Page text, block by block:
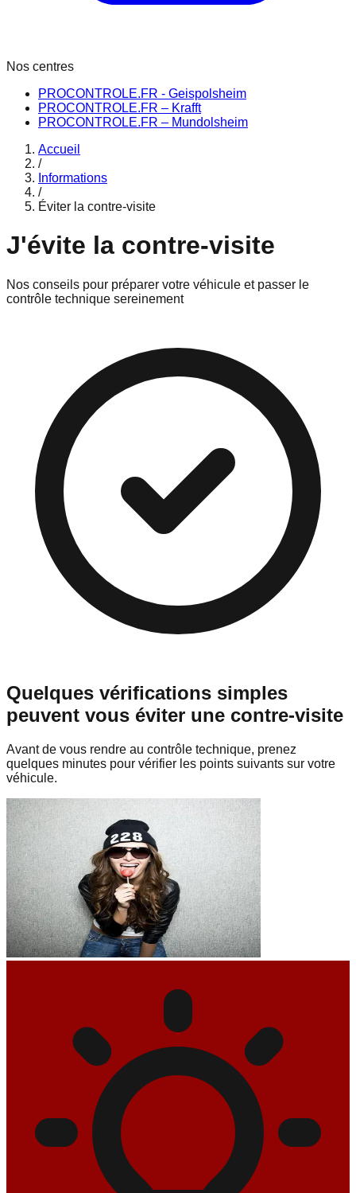
Nos centres
PROCONTROLE.FR - Geispolsheim
PROCONTROLE.FR – Krafft
PROCONTROLE.FR – Mundolsheim
Accueil
/
Informations
/
Éviter la contre-visite
J'évite la contre-visite
Nos conseils pour préparer votre véhicule et passer le
contrôle technique sereinement
Quelques vérifications simples
peuvent vous éviter une contre-visite
Avant de vous rendre au contrôle technique, prenez
quelques minutes pour vérifier les points suivants sur votre
véhicule.